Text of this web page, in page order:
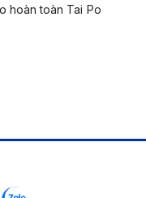
hoàn toàn Tai Po